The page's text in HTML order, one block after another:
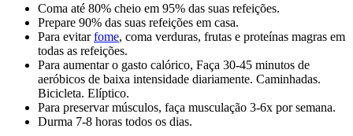
Coma até 80% cheio em 95% das suas refeições.
Prepare 90% das suas refeições em casa.
Para evitarfome, coma verduras, frutas e proteínas magras em
todas as refeições.
Para aumentar o gasto calórico, Faça 30-45 minutos de
aeróbicos de baixa intensidade diariamente. Caminhadas.
Bicicleta. Elíptico.
Para preservar músculos, faça musculação 3-6x por semana.
Durma 7-8 horas todos os dias.